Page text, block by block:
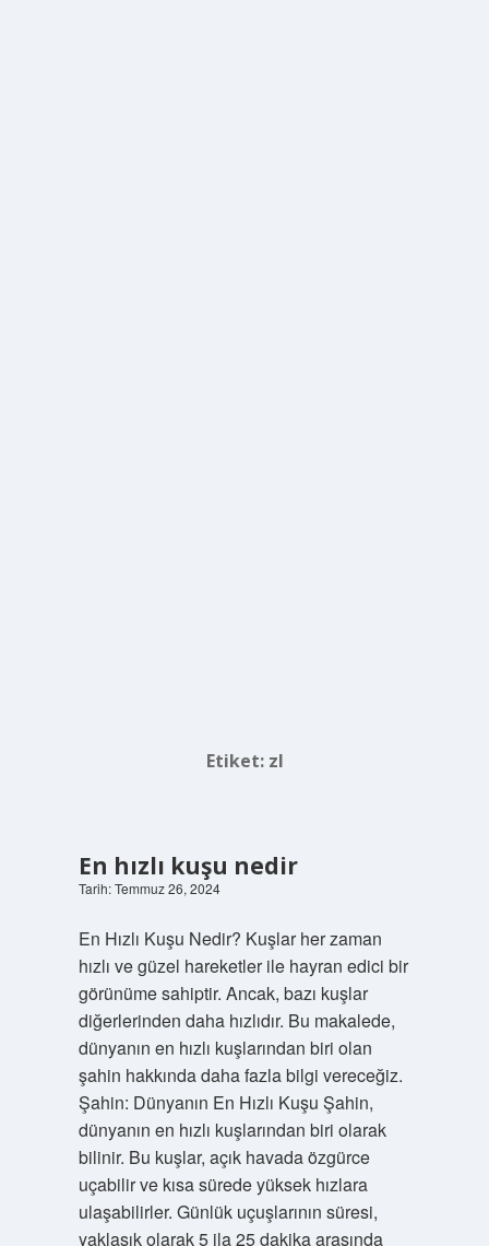
Etiket: zl
En hızlı kuşu nedir
Tarih: Temmuz 26, 2024
En Hızlı Kuşu Nedir? Kuşlar her zaman
hızlı ve güzel hareketler ile hayran edici bir
görünüme sahiptir. Ancak, bazı kuşlar
diğerlerinden daha hızlıdır. Bu makalede,
dünyanın en hızlı kuşlarından biri olan
şahin hakkında daha fazla bilgi vereceğiz.
Şahin: Dünyanın En Hızlı Kuşu Şahin,
dünyanın en hızlı kuşlarından biri olarak
bilinir. Bu kuşlar, açık havada özgürce
uçabilir ve kısa sürede yüksek hızlara
ulaşabilirler. Günlük uçuşlarının süresi,
yaklaşık olarak 5 ila 25 dakika arasında